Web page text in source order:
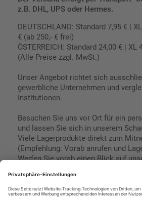
z.B. DHL, UPS oder Hermes.
DEUTSCHLAND: Standard 7,95 € |
€ (ab 250,- € frei)
ÖSTERREICH: Standard 24,00 € | XL
(Alle Preise zzgl. MwSt.)
Unser Angebot richtet sich
gewerbliche Unternehmen und
Institutionen.
Besuchen Sie uns vor Ort für ein
und lassen Sie sich in unserem
Viele Lagerprodukte direkt zum
(Empfehlung: Vorab anrufen und
Werfen Sie vorab einen Blick auf